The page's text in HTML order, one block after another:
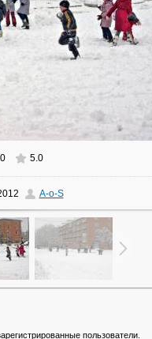
1200x799
0 5.0
A-o-S
пользователи.